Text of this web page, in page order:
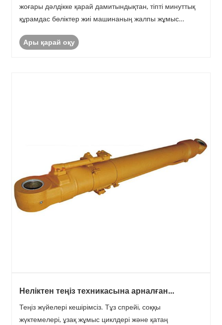
жоғары дәлдікке қарай дамитындықтан, тіпті минуттық
құрамдас бөліктер жиі машинаның жалпы жұмыс
машина жасау саласындағы техникалық сарапшылар
Ары қарай оқу
Неліктен теңіз техникасына арналған
шығады?
Теңіз жүйелері кешірімсіз. Тұз спрейі, соққы
жүктемелері, ұзақ жұмыс циклдері және қатаң